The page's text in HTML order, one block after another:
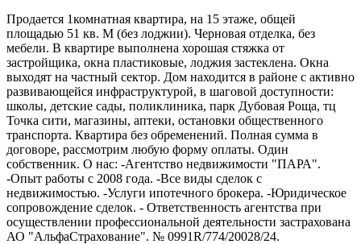
Продается 1комнатная квартира, на 15 этаже, общей
площадью 51 кв. М (без лоджии). Черновая отделка, без
мебели. В квартире выполнена хорошая стяжка от
застройщика, окна пластиковые, лоджия застеклена. Окна
выходят на частный сектор. Дом находится в районе с активно
развивающейся инфраструктурой, в шаговой доступности:
школы, детские сады, поликлиника, парк Дубовая Роща, тц
Точка сити, магазины, аптеки, остановки общественного
транспорта. Квартира без обременений. Полная сумма в
договоре, рассмотрим любую форму оплаты. Один
собственник. О нас: -Агентство недвижимости "ПАРА".
-Опыт работы с 2008 года. -Все виды сделок с
недвижимостью. -Услуги ипотечного брокера. -Юридическое
сопровождение сделок. - Ответственность агентства при
осуществлении профессиональной деятельности застрахована
АО "АльфаСтрахование". № 0991R/774/20028/24.